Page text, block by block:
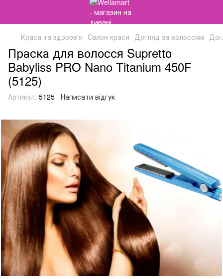
Краса та здоров'я Салон краси Догляд за волоссям
Праска для волосся Supretto
Babyliss PRO Nano Titanium 450F
(5125)
Артикул: 5125 Написати відгук